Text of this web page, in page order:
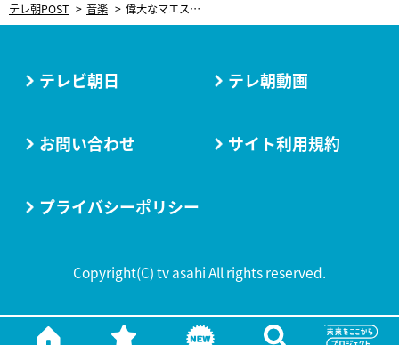
テレ朝POST 音楽 偉大なマエストロ・小澤征爾さん。音楽のプロが愛してやまないそのスゴさ「神がかっている」
テレビ朝日 テレ朝動画
お問い合わせ サイト利用規約
プライバシーポリシー
Copyright(C) tv asahi All rights reserved.